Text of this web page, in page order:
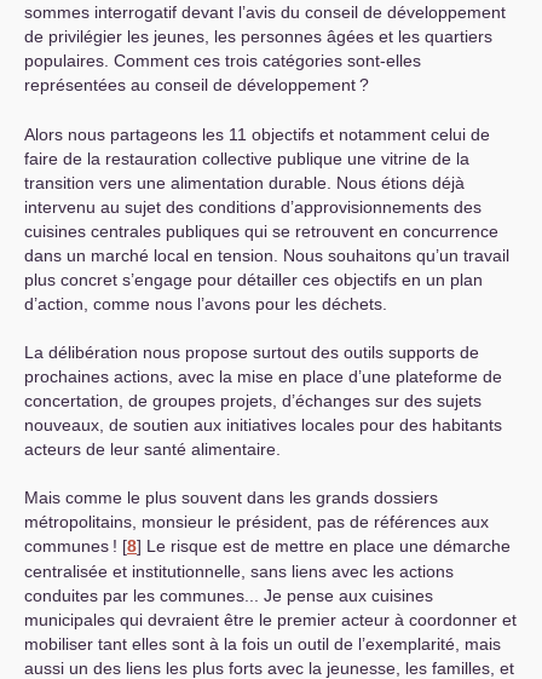
sommes interrogatif devant l’avis du conseil de développement
de privilégier les jeunes, les personnes âgées et les quartiers
populaires. Comment ces trois catégories sont-elles
représentées au conseil de développement?
Alors nous partageons les 11 objectifs et notamment celui de
faire de la restauration collective publique une vitrine de la
transition vers une alimentation durable. Nous étions déjà
intervenu au sujet des conditions d’approvisionnements des
cuisines centrales publiques qui se retrouvent en concurrence
dans un marché local en tension. Nous souhaitons qu’un travail
plus concret s’engage pour détailler ces objectifs en un plan
d’action, comme nous l’avons pour les déchets.
La délibération nous propose surtout des outils supports de
prochaines actions, avec la mise en place d’une plateforme de
concertation, de groupes projets, d’échanges sur des sujets
nouveaux, de soutien aux initiatives locales pour des habitants
acteurs de leur santé alimentaire.
Mais comme le plus souvent dans les grands dossiers
métropolitains, monsieur le président, pas de références aux
communes ! [8] Le risque est de mettre en place une démarche
centralisée et institutionnelle, sans liens avec les actions
conduites par les communes... Je pense aux cuisines
municipales qui devraient être le premier acteur à coordonner et
mobiliser tant elles sont à la fois un outil de l’exemplarité, mais
aussi un des liens les plus forts avec la jeunesse, les familles, et